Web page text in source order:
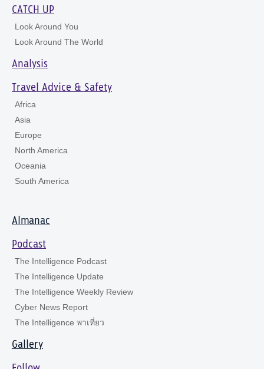
CATCH UP
Look Around You
Look Around The World
Analysis
Travel Advice & Safety
Africa
Asia
Europe
North America
Oceania
South America
Almanac
Podcast
The Intelligence Podcast
The Intelligence Update
The Intelligence Weekly Review
Cyber News Report
The Intelligence พาเที่ยว
Gallery